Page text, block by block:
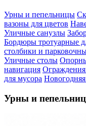
Урны и пепельницы
вазоны для цветов
Уличные санузлы
Бордюры тротуарные
столбики и
Уличные столы
навигация Ограждения
для мусора
Урны и